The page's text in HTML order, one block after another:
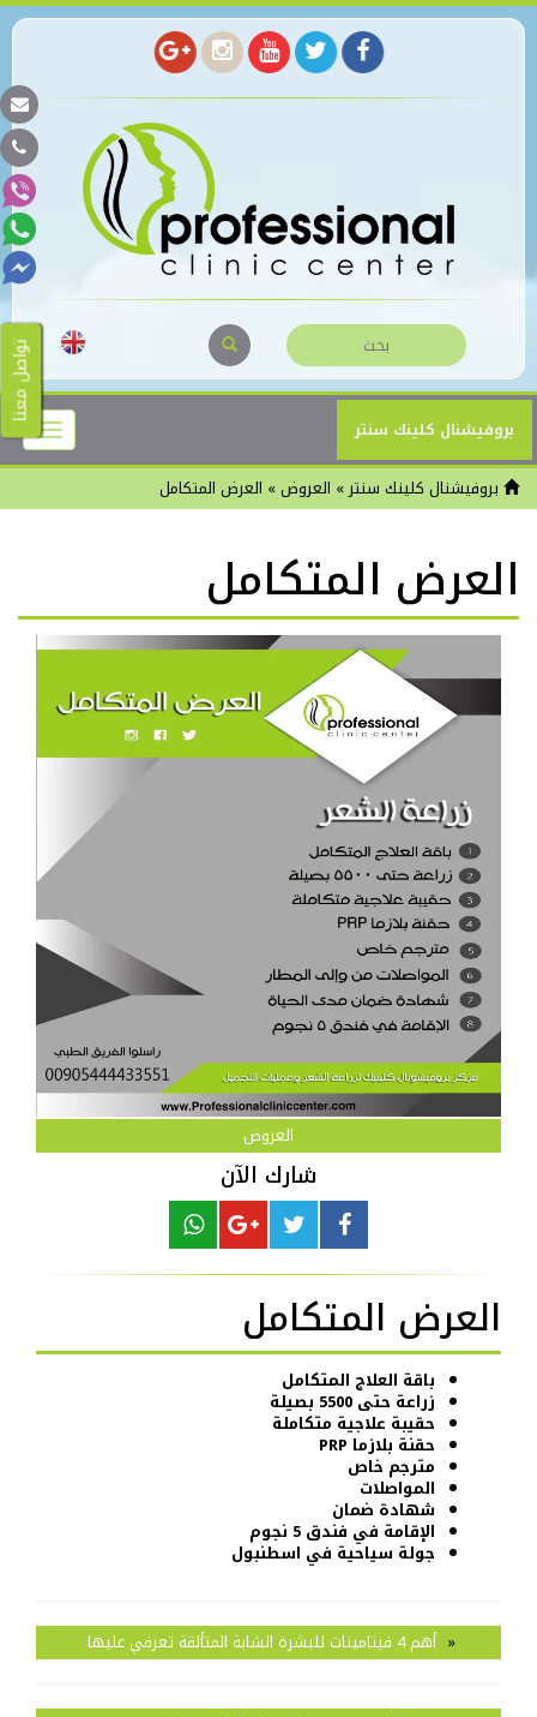
Toggle بروفيشنال كلينك سنتر
بروفيشنال كلينك سنتر» العروض» العرض المتكامل
العرض المتكامل
العروض
شارك الآن
العرض المتكامل
باقة العلاج المتكامل
زراعة حتى 5500 بصيلة
حقيبة علاجية متكاملة
حقنة بلازما PRP
مترجم خاص
المواصلات
شهادة ضمان
الإقامة في فندق 5 نجوم
جولة سياحية في اسطنبول
« أهم 4 فيتامينات للبشرة الشابة المتألقة تعرفي عليها
تواصل معنا